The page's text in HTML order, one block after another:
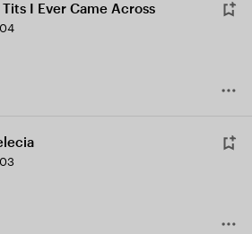
I Ever Came Across